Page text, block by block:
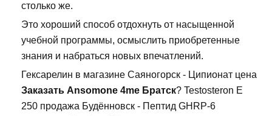
столько же.
Это хороший способ отдохнуть от насыщенной
учебной программы, осмыслить приобретенные
знания и набраться новых впечатлений.
Гексарелин в магазине Саяногорск - Ципионат цена
Заказать Ansomone 4me Братск? Testosteron E
250 продажа Будённовск - Пептид GHRP-6